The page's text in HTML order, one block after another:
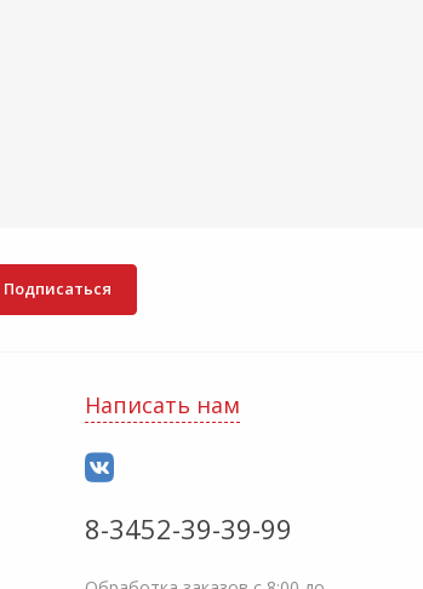
Подписаться
Написать нам
8-3452-39-39-99